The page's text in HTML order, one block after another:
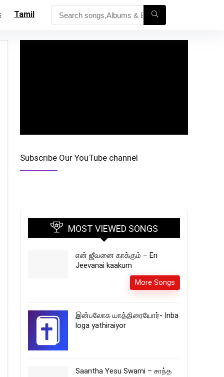
Tamil
Subscribe Our YouTube channel
MOST VIEWED SONGS
என் ஜீவனை காக்கும் – En
Jeevanai kaakum
More Songs
இன்பலோக யாத்திரையோர்- Inba
loga yathiraiyor
Saantha Yesu Swami – சாந்த